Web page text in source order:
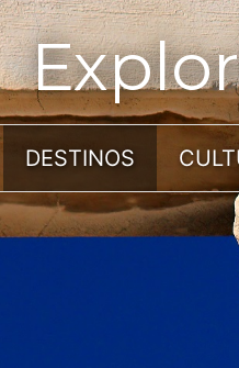
DESTINOS